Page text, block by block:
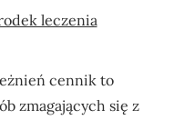
leczenia
cennik to
zmagających się z